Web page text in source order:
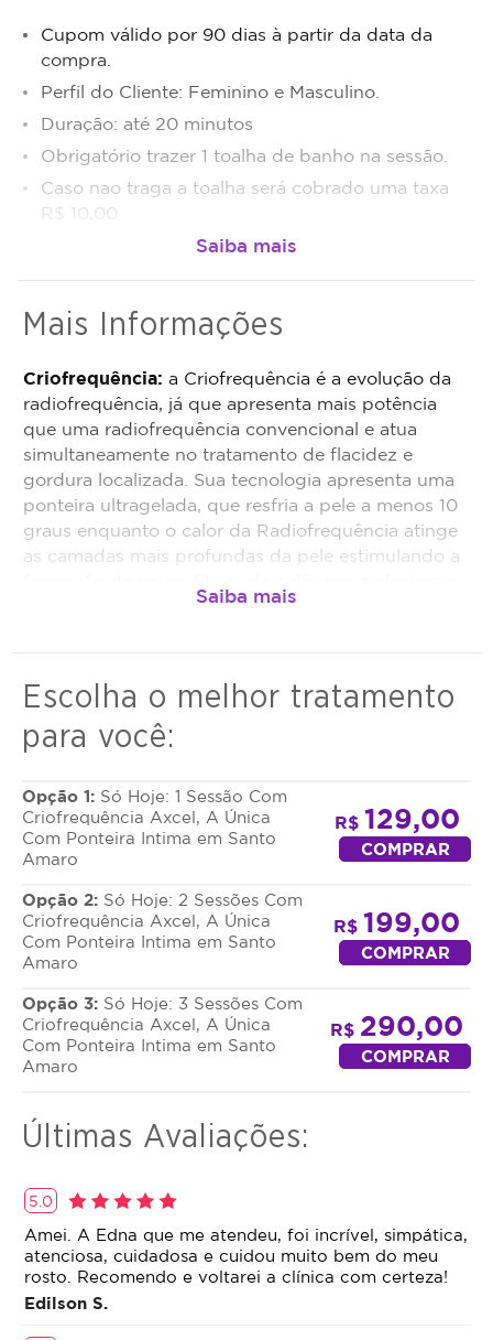
Cupom válido por 90 dias à partir da data da
compra.
Perfil do Cliente: Feminino e Masculino.
Duração: até 20 minutos
Obrigatório trazer 1 toalha de banho na sessão.
Caso nao traga a toalha será cobrado uma taxa
R$ 10,00
Caso não consiga comparecer no dia agendado
transferência das sessões para terceiros.
O não comparecimento será considerado sessão
realizada.
Promoção não cumulativa, não haverá troco nem
crédito.
Antes da realização do procedimento anunciado,
é obrigação do estabelecimento que está
oferecendo o procedimento, fazer uma avaliação
saúde do procedimento. Caso não seja indicação,
utilização em outros procedimentos dentro da
plataforma.
que é a data limite para utilizá-lo. Se o cupom
serviço ou estornar o mesmo.
Mais Informações
Criofrequência: a Criofrequência é a evolução da
radiofrequência, já que apresenta mais potência
que uma radiofrequência convencional e atua
simultaneamente no tratamento de flacidez e
gordura localizada. Sua tecnologia apresenta uma
ponteira ultragelada, que resfria a pele a menos 10
graus enquanto o calor da Radiofrequência atinge
as camadas mais profundas da pele estimulando a
a quebra da gordura. Essa nova tecnologia produz
tensão instantânea da pele levando a resultados
contra a flacidez e gordura em menos tempo.
Escolha o melhor tratamento
para você:
Opção 1: Só Hoje: 1 Sessão Com
Criofrequência Axcel, A Única
Com Ponteira Intima em Santo
Amaro
R$ 129,00
COMPRAR
Opção 2: Só Hoje: 2 Sessões Com
Criofrequência Axcel, A Única
Com Ponteira Intima em Santo
Amaro
R$ 199,00
COMPRAR
Opção 3: Só Hoje: 3 Sessões Com
Criofrequência Axcel, A Única
Com Ponteira Intima em Santo
Amaro
R$ 290,00
COMPRAR
Últimas Avaliações:
5.0
Amei. A Edna que me atendeu, foi incrível, simpática,
atenciosa, cuidadosa e cuidou muito bem do meu
rosto. Recomendo e voltarei a clínica com certeza!
Edilson S.